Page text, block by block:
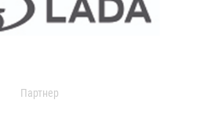
Партнер